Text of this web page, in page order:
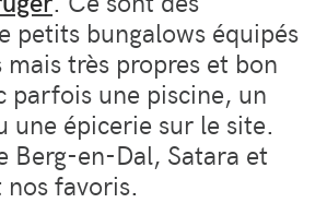
petits bungalows équipés
très propres et bon
parfois une piscine, un
une épicerie sur le site.
Berg-en-Dal, Satara et
favoris.